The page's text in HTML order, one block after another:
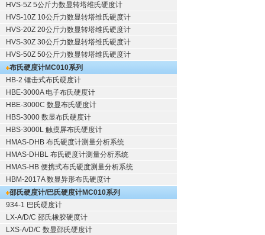
HVS-5Z 5公斤力数显转塔维氏硬度计
HVS-10Z 10公斤力数显转塔维氏硬度计
HVS-20Z 20公斤力数显转塔维氏硬度计
HVS-30Z 30公斤力数显转塔维氏硬度计
HVS-50Z 50公斤力数显转塔维氏硬度计
布氏硬度计MC010系列
HB-2 锤击式布氏硬度计
HBE-3000A 电子布氏硬度计
HBE-3000C 数显布氏硬度计
HBS-3000 数显布氏硬度计
HBS-3000L 触摸屏布氏硬度计
HMAS-DHB 布氏硬度计测量分析系统
HMAS-DHBL 布氏硬度计测量分析系统
HMAS-HB 便携式布氏硬度测量分析系统
HBM-2017A 数显异形布氏硬度计
邵氏硬度计/巴氏硬度计MC010系列
934-1 巴氏硬度计
LX-A/D/C 邵氏橡胶硬度计
LXS-A/D/C 数显邵氏硬度计